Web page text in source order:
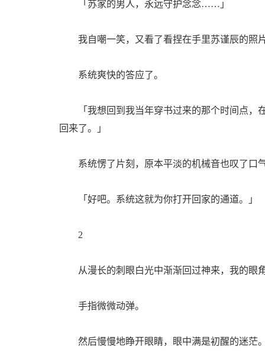
「苏家的男人，永远守护念念……」
我自嘲一笑，又看了看捏在手里苏谨辰的照
系统爽快的答应了。
「我想回到我当年穿书过来的那个时间点，
回来了。」
系统愣了片刻，原本平淡的机械音也叹了口
「好吧。系统这就为你打开回家的通道。」
2
从漫长的刺眼白光中渐渐回过神来，我的眼
手指微微动弹。
然后慢慢地睁开眼睛，眼中满是初醒的迷茫